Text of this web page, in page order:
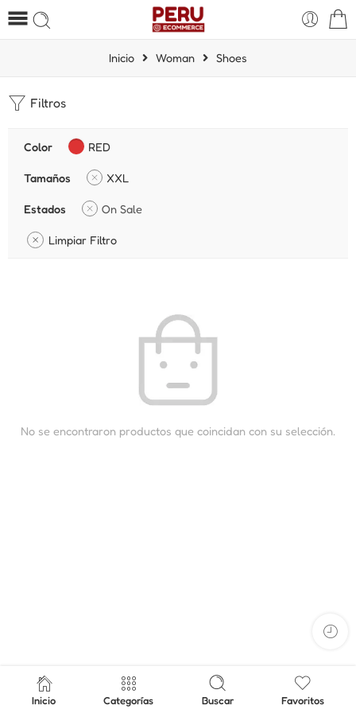
Inicio Woman Shoes
Filtros
Color RED
Tamaños XXL
Estados On Sale
Limpiar Filtro
No se encontraron productos que coincidan con su selección.
Inicio Categorías Buscar Favoritos